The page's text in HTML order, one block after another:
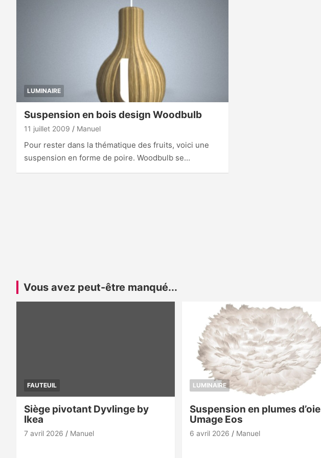
LUMINAIRE
Suspension en bois design Woodbulb
11 juillet 2009 Manuel
Pour rester dans la thématique des fruits, voici une
suspension en forme de poire. Woodbulb se…
Vous avez peut-être manqué...
FAUTEUIL
Siège pivotant Dyvlinge by
Ikea
7 avril 2026 Manuel
LUMINAIRE
Suspension en plumes d’oie
Umage Eos
6 avril 2026 Manuel